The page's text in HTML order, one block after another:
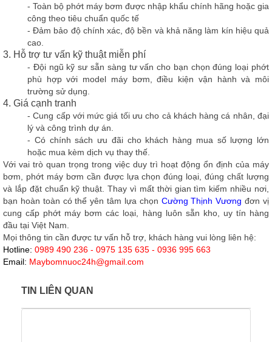
- Toàn bộ phớt máy bơm được nhập khẩu chính hãng hoặc gia
công theo tiêu chuẩn quốc tế
- Đảm bảo độ chính xác, độ bền và khả năng làm kín hiệu quả
cao.
3. Hỗ trợ tư vấn kỹ thuật miễn phí
- Đội ngũ kỹ sư sẵn sàng tư vấn cho bạn chọn đúng loại phớt
phù hợp với model máy bơm, điều kiện vận hành và môi
trường sử dụng.
4. Giá cạnh tranh
- Cung cấp với mức giá tối ưu cho cả khách hàng cá nhân, đại
lý và công trình dự án.
- Có chính sách ưu đãi cho khách hàng mua số lượng lớn
hoặc mua kèm dịch vụ thay thế.
Với vai trò quan trọng trong việc duy trì hoạt động ổn định của máy
bơm, phớt máy bơm cần được lựa chọn đúng loại, đúng chất lượng
và lắp đặt chuẩn kỹ thuật. Thay vì mất thời gian tìm kiếm nhiều nơi,
bạn hoàn toàn có thể yên tâm lựa chọn Cường Thịnh Vương đơn vị
cung cấp phớt máy bơm các loại, hàng luôn sẵn kho, uy tín hàng
đầu tại Việt Nam.
Mọi thông tin cần được tư vấn hỗ trợ, khách hàng vui lòng liên hệ:
Hotline: 0989 490 236 - 0975 135 635 - 0936 995 663
Email: Maybomnuoc24h@gmail.com
TIN LIÊN QUAN